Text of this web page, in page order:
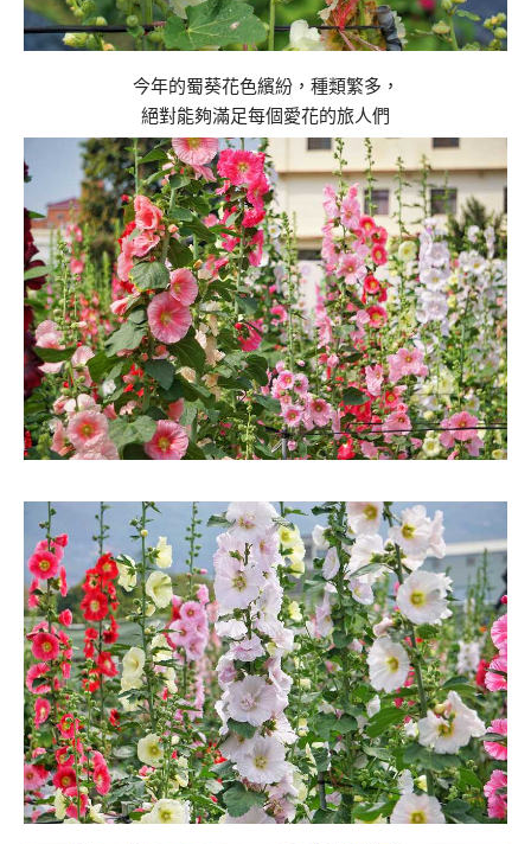
今年的蜀葵花色繽紛，種類繁多，
絕對能夠滿足每個愛花的旅人們